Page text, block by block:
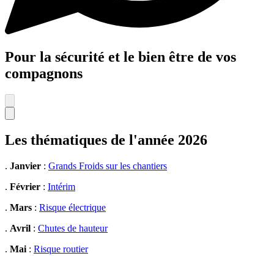
Pour la sécurité et le bien être de vos
compagnons
Les thématiques de l'année 2026
. Janvier : Grands Froids sur les chantiers
. Février : Intérim
. Mars : Risque électrique
. Avril : Chutes de hauteur
. Mai : Risque routier